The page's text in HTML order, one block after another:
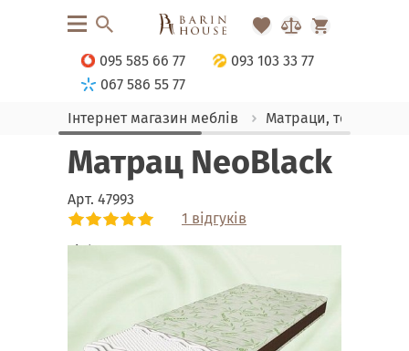
095 585 66 77
093 103 33 77
067 586 55 77
Інтернет магазин меблів
Матраци, текстиль
Матрац NeoBlack
Арт. 47993
1 відгуків
Link
Link
Link